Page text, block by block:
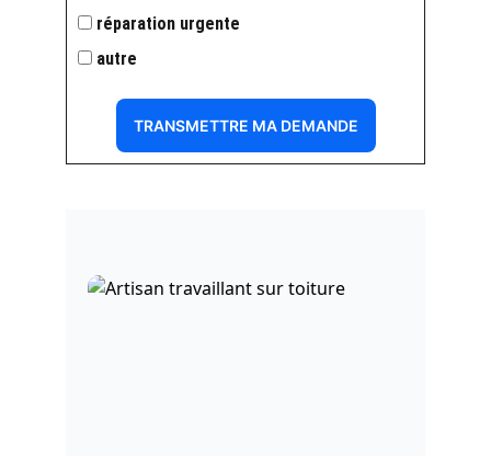
réparation urgente
autre
TRANSMETTRE MA DEMANDE